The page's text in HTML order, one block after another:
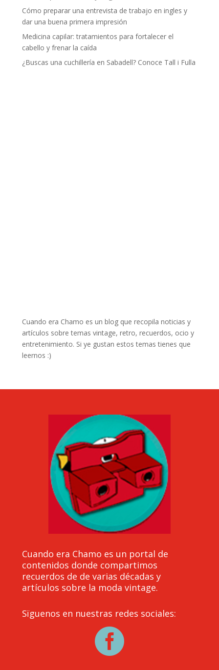
Cómo preparar una entrevista de trabajo en ingles y
dar una buena primera impresión
Medicina capilar: tratamientos para fortalecer el
cabello y frenar la caída
¿Buscas una cuchillería en Sabadell? Conoce Tall i Fulla
Cuando era Chamo es un blog que recopila noticias y
artículos sobre temas vintage, retro, recuerdos, ocio y
entretenimiento. Si ye gustan estos temas tienes que
leernos :)
Cuando era Chamo es un portal de
contenidos donde compartimos
recuerdos de de varias décadas y
artículos sobre la moda vintage.
Sïguenos en nuestras redes sociales:
